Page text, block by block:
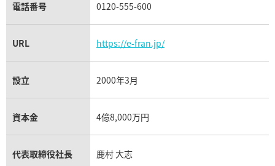
電話番号 0120-555-600
URL https://e-fran.jp/
設立 2000年3月
資本金 4億8,000万円
代表取締役社長 鹿村 大志